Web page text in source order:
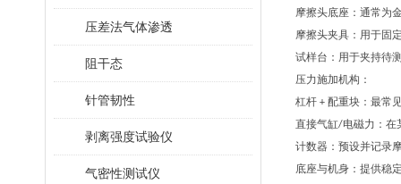
压差法气体渗透
阻干态
针管韧性
剥离强度试验仪
气密性测试仪
摩擦头底座： 通常为
摩擦头夹具： 用于固
试样台： 用于夹持待
压力施加机构：
杠杆 + 配重块： 最常
直接气缸/电磁力： 在
计数器： 预设并记录
底座与机身： 提供稳